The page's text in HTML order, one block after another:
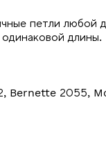
петли
длины.
Bernette 2055,